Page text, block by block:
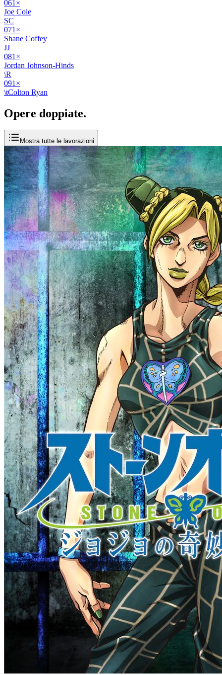
061 ×
Joe Cole
SC
071 ×
Shane Coffey
JJ
081 ×
Jordan Johnson-Hinds
\R
091 ×
\tColton Ryan
Opere doppiate.
Mostra tutte le lavorazioni